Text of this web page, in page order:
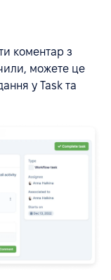
коментар з
можете це
у Task та